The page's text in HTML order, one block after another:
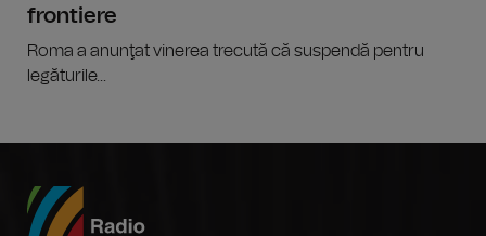
frontiere
Roma a anunţat vinerea trecută că suspendă pentru
legăturile...